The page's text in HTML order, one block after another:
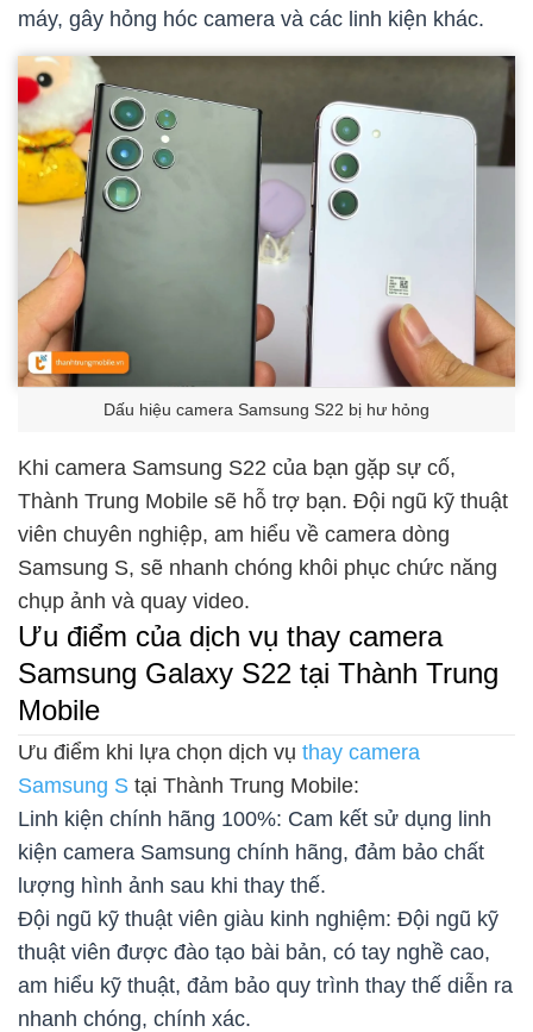
máy, gây hỏng hóc camera và các linh kiện khác.
Dấu hiệu camera Samsung S22 bị hư hỏng
Khi camera Samsung S22 của bạn gặp sự cố,
Thành Trung Mobile sẽ hỗ trợ bạn. Đội ngũ kỹ thuật
viên chuyên nghiệp, am hiểu về camera dòng
Samsung S, sẽ nhanh chóng khôi phục chức năng
chụp ảnh và quay video.
Ưu điểm của dịch vụ thay camera
Samsung Galaxy S22 tại Thành Trung
Mobile
Ưu điểm khi lựa chọn dịch vụ thay camera
Samsung S tại Thành Trung Mobile:
Linh kiện chính hãng 100%: Cam kết sử dụng linh
kiện camera Samsung chính hãng, đảm bảo chất
lượng hình ảnh sau khi thay thế.
Đội ngũ kỹ thuật viên giàu kinh nghiệm: Đội ngũ kỹ
thuật viên được đào tạo bài bản, có tay nghề cao,
am hiểu kỹ thuật, đảm bảo quy trình thay thế diễn ra
nhanh chóng, chính xác.